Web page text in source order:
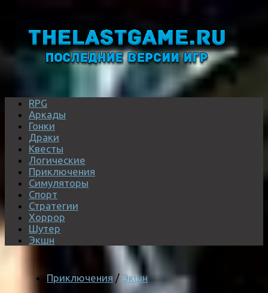
RPG
Аркады
Гонки
Драки
Квесты
Логические
Приключения
Симуляторы
Спорт
Стратегии
Хоррор
Шутер
Экшн
Приключения / Экшн